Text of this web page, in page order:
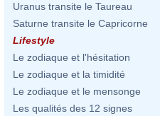
Uranus transite le Taureau
Saturne transite le Capricorne
Lifestyle
Le zodiaque et l'hésitation
Le zodiaque et la timidité
Le zodiaque et le mensonge
Les qualités des 12 signes